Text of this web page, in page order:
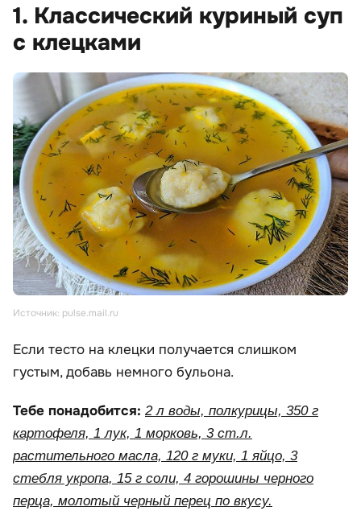
1. Классический куриный суп
с клецками
Источник: pulse.mail.ru
Если тесто на клецки получается слишком
густым, добавь немного бульона.
Тебе понадобится: 2 л воды, полкурицы, 350 г
картофеля, 1 лук, 1 морковь, 3 ст.л.
растительного масла, 120 г муки, 1 яйцо, 3
стебля укропа, 15 г соли, 4 горошины черного
перца, молотый черный перец по вкусу.